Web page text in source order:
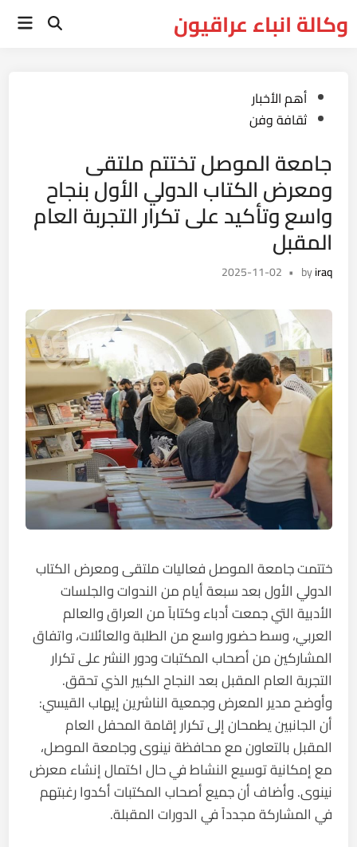
toوكالة انباء عراقيون Open
Posted
in
أهم الأخبار
ثقافة وفن
جامعة الموصل تختتم ملتقى
ومعرض الكتاب الدولي الأول بنجاح
واسع وتأكيد على تكرار التجربة العام
المقبل
byiraq
•
2025-11-02
ختتمت جامعة الموصل فعاليات ملتقى ومعرض الكتاب
الدولي الأول بعد سبعة أيام من الندوات والجلسات
الأدبية التي جمعت أدباء وكتاباً من العراق والعالم
العربي، وسط حضور واسع من الطلبة والعائلات، واتفاق
المشاركين من أصحاب المكتبات ودور النشر على تكرار
التجربة العام المقبل بعد النجاح الكبير الذي تحقق.
وأوضح مدير المعرض وجمعية الناشرين إيهاب القيسي:
أن الجانبين يطمحان إلى تكرار إقامة المحفل العام
المقبل بالتعاون مع محافظة نينوى وجامعة الموصل،
مع إمكانية توسيع النشاط في حال اكتمال إنشاء معرض
نينوى. وأضاف أن جميع أصحاب المكتبات أكدوا رغبتهم
في المشاركة مجدداً في الدورات المقبلة.